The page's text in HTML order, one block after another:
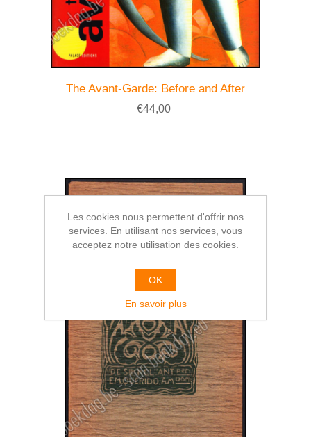
The Avant-Garde: Before and After
€44,00
Les cookies nous permettent d'offrir nos
services. En utilisant nos services, vous
acceptez notre utilisation des cookies.
OK
En savoir plus